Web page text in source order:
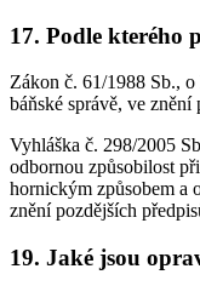
17. Podle kterého
Zákon č. 61/1988 Sb.,
báňské správě, ve znění
Vyhláška č. 298/2005
odbornou způsobilost
hornickým způsobem a
znění pozdějších
19. Jaké jsou